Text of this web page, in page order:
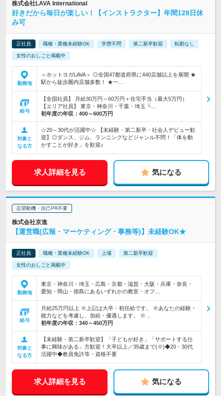
株式会社LAVA International
好きだから毎日が楽しい！【インストラクター】年間128日休
み可
正社員 職種・業種未経験OK 学歴不問 第二新卒歓迎 転勤なし
女性のおしごと掲載中
勤務地
＜ホットヨガLAVA＞ ◎全国47都道府県に440店舗以上を展開 ★
駅から徒歩圏内店舗多数！ ★一…
給与
【全国社員】 月給30万円～60万円＋住宅手当（最大5万円）
【エリア社員】 東京・神奈川・千葉・埼玉 └…
初年度の年収： 400～600万円
対象と
なる方
☆20～30代が活躍中☆ 【未経験・第二新卒・社会人デビュー歓
迎】◎ダンス、ジム、ランニングなどジャンル不問！「体を動
かすことが好き」を歓迎♪
求人詳細を見る 気になる
志望動機・自己PR不要
株式会社京進
【運営職(広報・マーケティング・事務等)】未経験OK★
正社員 職種・業種未経験OK 上場 第二新卒歓迎
女性のおしごと掲載中
勤務地
東京・神奈川・埼玉・広島・京都・滋賀・大阪・兵庫・奈良・
愛知・岡山・徳島にあるいずれかの教室・オフ…
給与
月給25万円以上 ※上記は大卒・初任給です。 ※あなたの経験・
能力などを考慮し、加給・優遇します。 ※…
初年度の年収： 340～450万円
対象と
なる方
【未経験・第二新卒歓迎】「子どもが好き」「サポートする仕
事に興味がある」方歓迎！大卒以上／35歳まで(※)◆20・30代
活躍中◆教員免許等・資格不要
求人詳細を見る 気になる